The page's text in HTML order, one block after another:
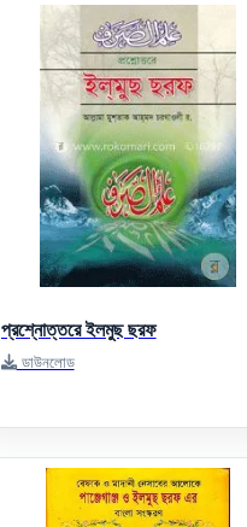
প্রশ্নোত্তরে ইলমুছ ছরফ
ডাউনলোড